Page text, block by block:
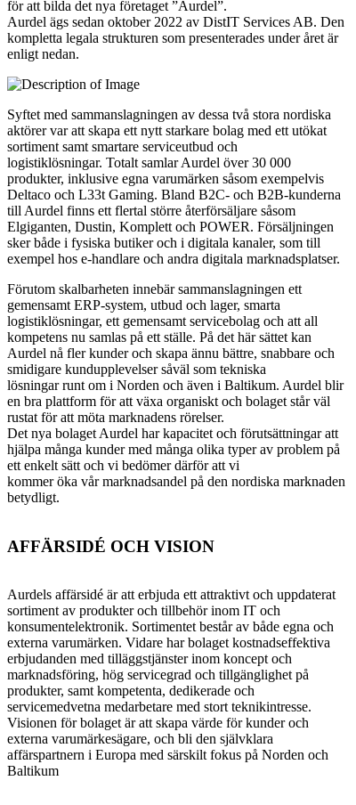
för att bilda det nya företaget ”Aurdel”.
Aurdel ägs sedan oktober 2022 av DistIT Services AB. Den
kompletta legala strukturen som presenterades under året är
enligt nedan.
Syftet med sammanslagningen av dessa två stora nordiska
aktörer var att skapa ett nytt starkare bolag med ett utökat
sortiment samt smartare serviceutbud och
logistiklösningar. Totalt samlar Aurdel över 30 000
produkter, inklusive egna varumärken såsom exempelvis
Deltaco och L33t Gaming. Bland B2C- och B2B-kunderna
till Aurdel finns ett flertal större återförsäljare såsom
Elgiganten, Dustin, Komplett och POWER. Försäljningen
sker både i fysiska butiker och i digitala kanaler, som till
exempel hos e-handlare och andra digitala marknadsplatser.
Förutom skalbarheten innebär sammanslagningen ett
gemensamt ERP-system, utbud och lager, smarta
logistiklösningar, ett gemensamt servicebolag och att all
kompetens nu samlas på ett ställe. På det här sättet kan
Aurdel nå fler kunder och skapa ännu bättre, snabbare och
smidigare kundupplevelser såväl som tekniska
lösningar runt om i Norden och även i Baltikum. Aurdel blir
en bra plattform för att växa organiskt och bolaget står väl
rustat för att möta marknadens rörelser.
Det nya bolaget Aurdel har kapacitet och förutsättningar att
hjälpa många kunder med många olika typer av problem på
ett enkelt sätt och vi bedömer därför att vi
kommer öka vår marknadsandel på den nordiska marknaden
betydligt.
AFFÄRSIDÉ OCH VISION
Aurdels affärsidé är att erbjuda ett attraktivt och uppdaterat
sortiment av produkter och tillbehör inom IT och
konsumentelektronik. Sortimentet består av både egna och
externa varumärken. Vidare har bolaget kostnadseffektiva
erbjudanden med tilläggstjänster inom koncept och
marknadsföring, hög servicegrad och tillgänglighet på
produkter, samt kompetenta, dedikerade och
servicemedvetna medarbetare med stort teknikintresse.
Visionen för bolaget är att skapa värde för kunder och
externa varumärkesägare, och bli den självklara
affärspartnern i Europa med särskilt fokus på Norden och
Baltikum